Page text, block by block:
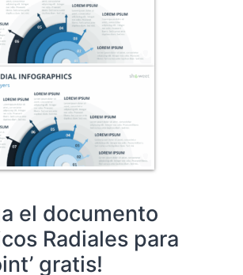
el documento
Radiales para
gratis!